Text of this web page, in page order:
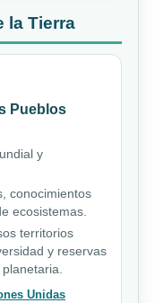
la Tierra
Pueblos
y
conocimientos
ecosistemas.
territorios
y reservas
Unidas